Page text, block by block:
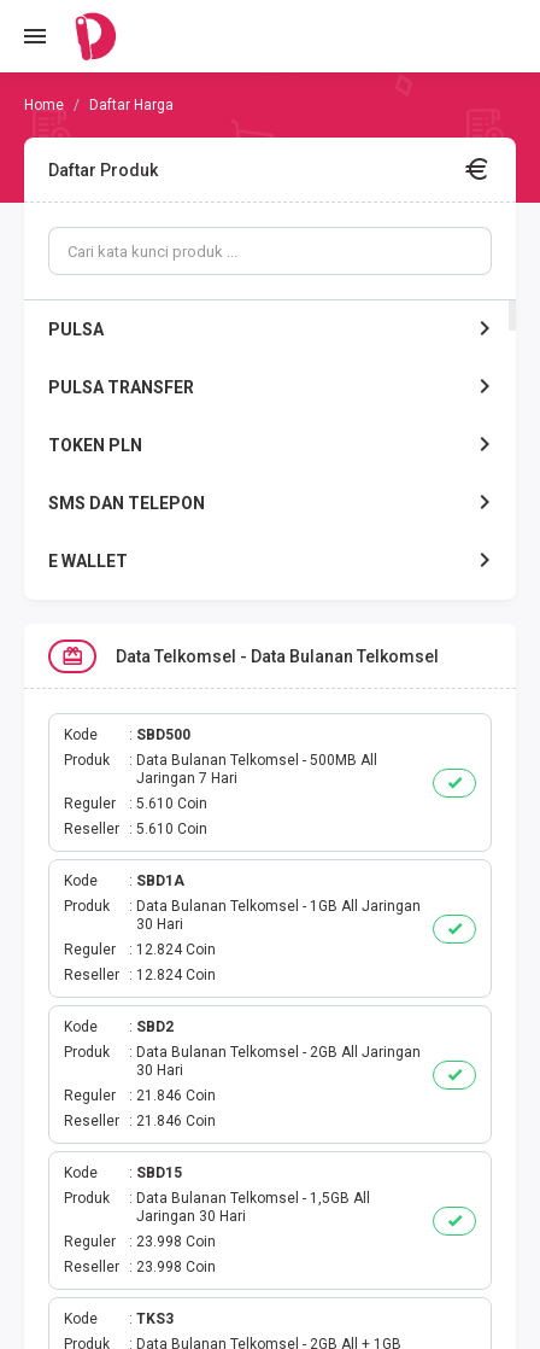
Daftar Harga
Daftar Produk
PULSA
PULSA TRANSFER
TOKEN PLN
SMS DAN TELEPON
E WALLET
DATA TELKOMSEL
DATA AXIS
DATA TRI
DATA INDOSAT
DATA XL
DATA BY.U
TOP UP GAME
VOUCHER AXIS
VOUCHER TRI
TELKOMSEL VOUCHER
VOUCHER SMARTFREN
Data Telkomsel - Data Bulanan Telkomsel
Kode
SBD500
Produk
Data Bulanan Telkomsel - 500MB All
Jaringan 7 Hari
Reguler
5.610 Coin
Reseller
5.610 Coin
Kode
SBD1A
Produk
Data Bulanan Telkomsel - 1GB All Jaringan
30 Hari
Reguler
12.824 Coin
Reseller
12.824 Coin
Kode
SBD2
Produk
Data Bulanan Telkomsel - 2GB All Jaringan
30 Hari
Reguler
21.846 Coin
Reseller
21.846 Coin
Kode
SBD15
Produk
Data Bulanan Telkomsel - 1,5GB All
Jaringan 30 Hari
Reguler
23.998 Coin
Reseller
23.998 Coin
Kode
TKS3
Produk
Data Bulanan Telkomsel - 2GB All + 1GB